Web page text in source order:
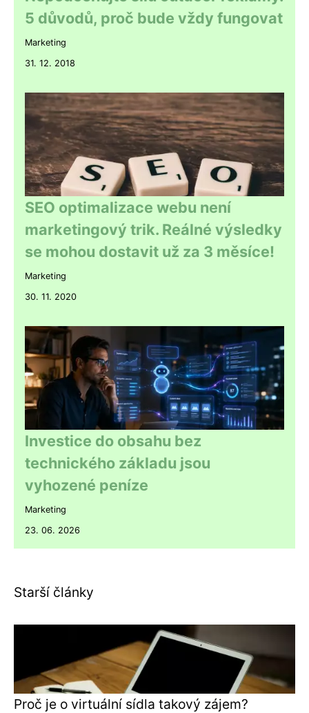
5 důvodů, proč bude vždy fungovat
Marketing
31. 12. 2018
SEO optimalizace webu není
marketingový trik. Reálné výsledky
se mohou dostavit už za 3 měsíce!
Marketing
30. 11. 2020
Investice do obsahu bez
technického základu jsou
vyhozené peníze
Marketing
23. 06. 2026
Starší články
Proč je o virtuální sídla takový zájem?